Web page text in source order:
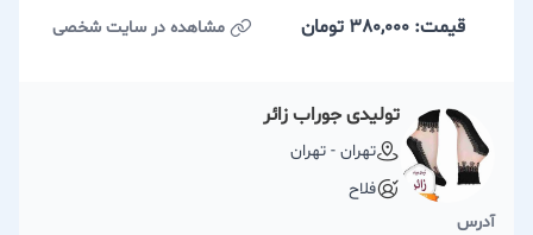
قیمت: 380,000
تومان مشاهده در سایت شخصی
تولیدی جوراب زائر
تهران - تهران
فلاح
آدرس